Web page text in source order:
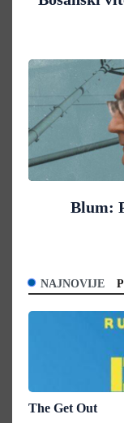
Blum:
NAJNOVIJE
The Get Out